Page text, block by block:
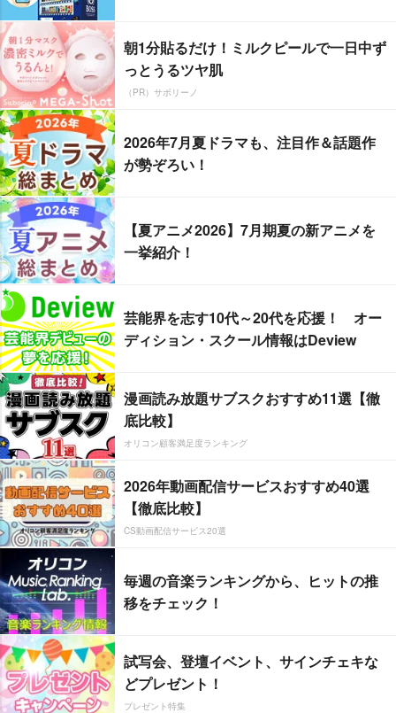
朝1分貼るだけ！ミルクピールで一日中ず
っとうるツヤ肌
（PR）サボリーノ
2026年7月夏ドラマも、注目作＆話題作
が勢ぞろい！
【夏アニメ2026】7月期夏の新アニメを
一挙紹介！
芸能界を志す10代～20代を応援！ オー
ディション・スクール情報はDeview
漫画読み放題サブスクおすすめ11選【徹
底比較】
オリコン顧客満足度ランキング
2026年動画配信サービスおすすめ40選
【徹底比較】
CS動画配信サービス20選
毎週の音楽ランキングから、ヒットの推
移をチェック！
試写会、登壇イベント、サインチェキな
どプレゼント！
プレゼント特集